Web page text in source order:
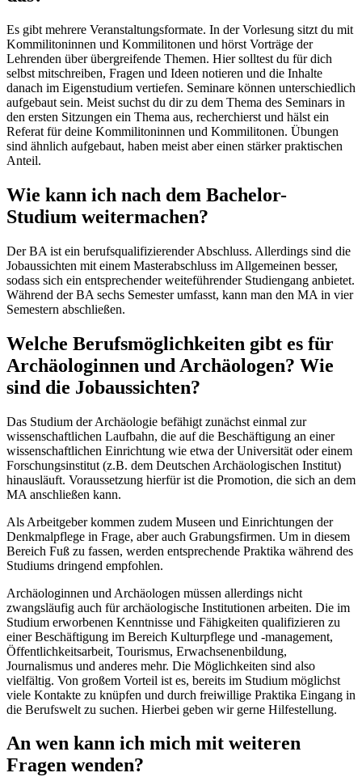
Es gibt mehrere Veranstaltungsformate. In der Vorlesung sitzt du mit
Kommilitoninnen und Kommilitonen und hörst Vorträge der
Lehrenden über übergreifende Themen. Hier solltest du für dich
selbst mitschreiben, Fragen und Ideen notieren und die Inhalte
danach im Eigenstudium vertiefen. Seminare können unterschiedlich
aufgebaut sein. Meist suchst du dir zu dem Thema des Seminars in
den ersten Sitzungen ein Thema aus, recherchierst und hälst ein
Referat für deine Kommilitoninnen und Kommilitonen. Übungen
sind ähnlich aufgebaut, haben meist aber einen stärker praktischen
Anteil.
Wie kann ich nach dem Bachelor-
Studium weitermachen?
Der BA ist ein berufsqualifizierender Abschluss. Allerdings sind die
Jobaussichten mit einem Masterabschluss im Allgemeinen besser,
sodass sich ein entsprechender weiteführender Studiengang anbietet.
Während der BA sechs Semester umfasst, kann man den MA in vier
Semestern abschließen.
Welche Berufsmöglichkeiten gibt es für
Archäologinnen und Archäologen? Wie
sind die Jobaussichten?
Das Studium der Archäologie befähigt zunächst einmal zur
wissenschaftlichen Laufbahn, die auf die Beschäftigung an einer
wissenschaftlichen Einrichtung wie etwa der Universität oder einem
Forschungsinstitut (z.B. dem Deutschen Archäologischen Institut)
hinausläuft. Voraussetzung hierfür ist die Promotion, die sich an dem
MA anschließen kann.
Als Arbeitgeber kommen zudem Museen und Einrichtungen der
Denkmalpflege in Frage, aber auch Grabungsfirmen. Um in diesem
Bereich Fuß zu fassen, werden entsprechende Praktika während des
Studiums dringend empfohlen.
Archäologinnen und Archäologen müssen allerdings nicht
zwangsläufig auch für archäologische Institutionen arbeiten. Die im
Studium erworbenen Kenntnisse und Fähigkeiten qualifizieren zu
einer Beschäftigung im Bereich Kulturpflege und -management,
Öffentlichkeitsarbeit, Tourismus, Erwachsenenbildung,
Journalismus und anderes mehr. Die Möglichkeiten sind also
vielfältig. Von großem Vorteil ist es, bereits im Studium möglichst
viele Kontakte zu knüpfen und durch freiwillige Praktika Eingang in
die Berufswelt zu suchen. Hierbei geben wir gerne Hilfestellung.
An wen kann ich mich mit weiteren
Fragen wenden?